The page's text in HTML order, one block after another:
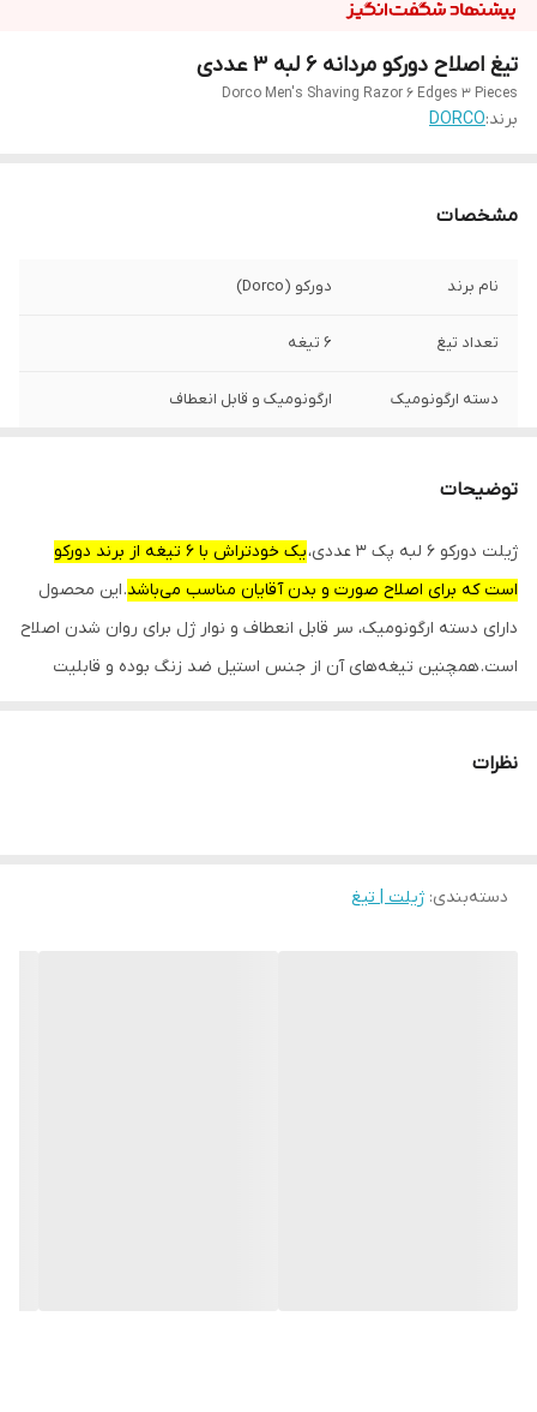
تیغ اصلاح دورکو مردانه 6 لبه 3 عددی
Dorco Men's Shaving Razor 6 Edges 3 Pieces
برند:DORCO
مشخصات
نام برند دورکو (Dorco)
تعداد تیغ 6 تیغه
دسته ارگونومیک ارگونومیک و قابل انعطاف
اصلاح صورت و بدن آقایان
قابلیت چندبار مصرف و قابل شستشو
توضیحات
ژیلت دورکو 6 لبه پک 3 عددی،
یک خودتراش با 6 تیغه از برند دورکو
است که برای اصلاح صورت و بدن آقایان مناسب می‌باشد. این محصول
دارای دسته ارگونومیک، سر قابل انعطاف و نوار ژل برای روان شدن اصلاح
است. همچنین تیغه‌های آن از جنس استیل ضد زنگ بوده و قابلیت
راحتی قابل شستشو هستند.
نظرات
دسته‌بندی: ژیلت | تیغ